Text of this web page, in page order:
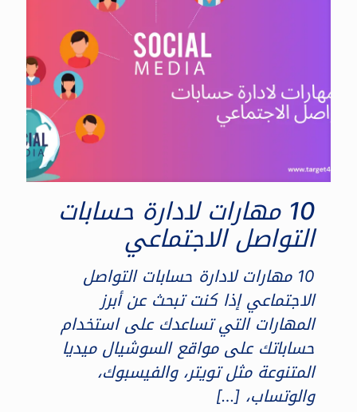
10 مهارات لادارة حسابات
التواصل الاجتماعي
10 مهارات لادارة حسابات التواصل
الاجتماعي إذا كنت تبحث عن أبرز
المهارات التي تساعدك على استخدام
حساباتك على مواقع السوشيال ميديا
المتنوعة مثل تويتر، والفيسبوك،
والوتساب، […]